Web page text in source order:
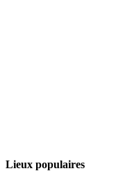
Lieux populaires​​